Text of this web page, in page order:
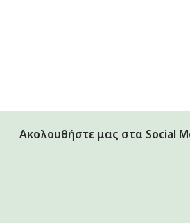
Ακολουθήστε μας στα Social